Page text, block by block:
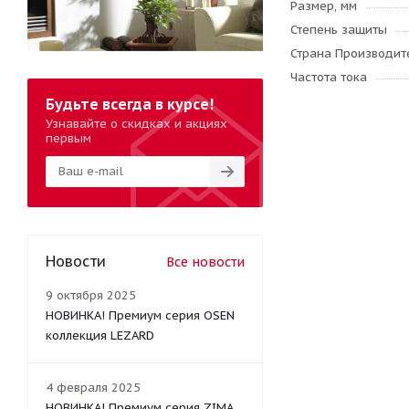
Размер, мм
Степень защиты
Страна
Частота тока
Будьте всегда в курсе!
Узнавайте о скидках и акциях
первым
Новости Все новости
9 октября 2025
НОВИНКА! Премиум серия OSEN
коллекция LEZARD
4 февраля 2025